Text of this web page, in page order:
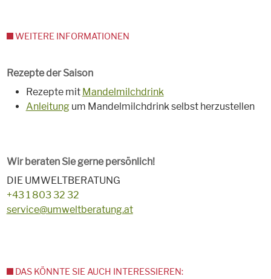
WEITERE INFORMATIONEN
Rezepte der Saison
Rezepte mit Mandelmilchdrink
Anleitungum Mandelmilchdrink selbst herzustellen
Wir beraten Sie gerne persönlich!
DIE UMWELTBERATUNG
+43 1 803 32 32
service@umweltberatung.at
DAS KÖNNTE SIE AUCH INTERESSIEREN: